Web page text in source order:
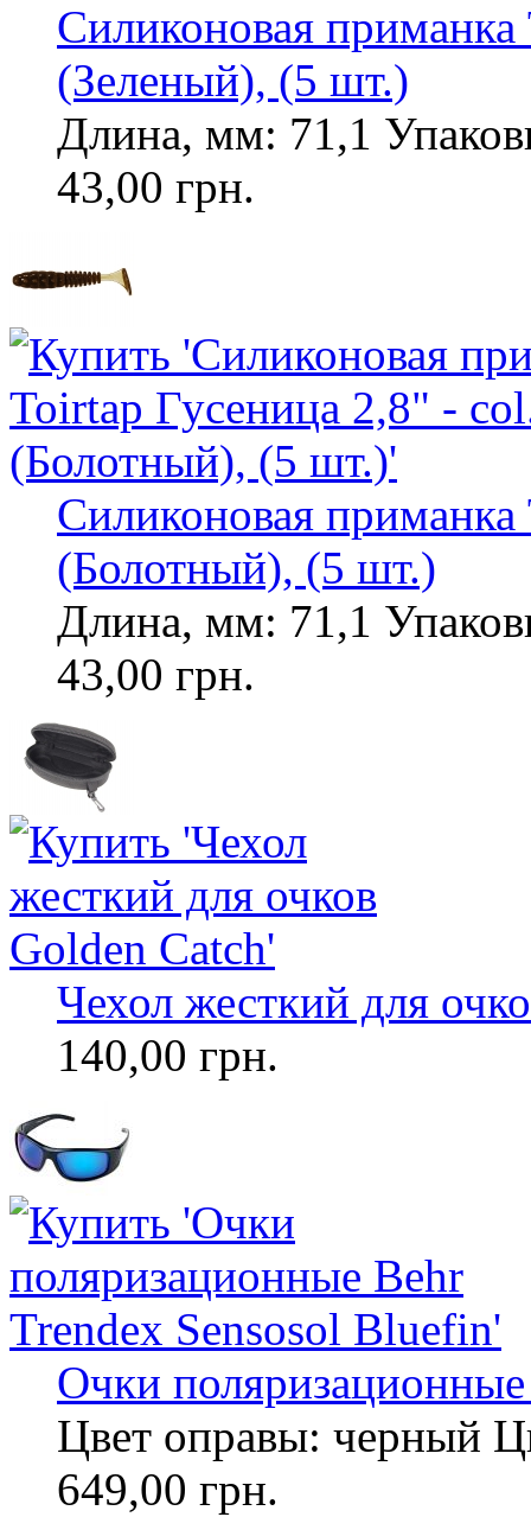
Силиконовая
(Зеленый), (5 шт.)
Длина, мм: 71,1
43,00 грн.
Силиконовая
(Болотный), (5 шт.)
Длина, мм: 71,1
43,00 грн.
Чехол жесткий для
140,00 грн.
Очки
Цвет оправы: черный
649,00 грн.